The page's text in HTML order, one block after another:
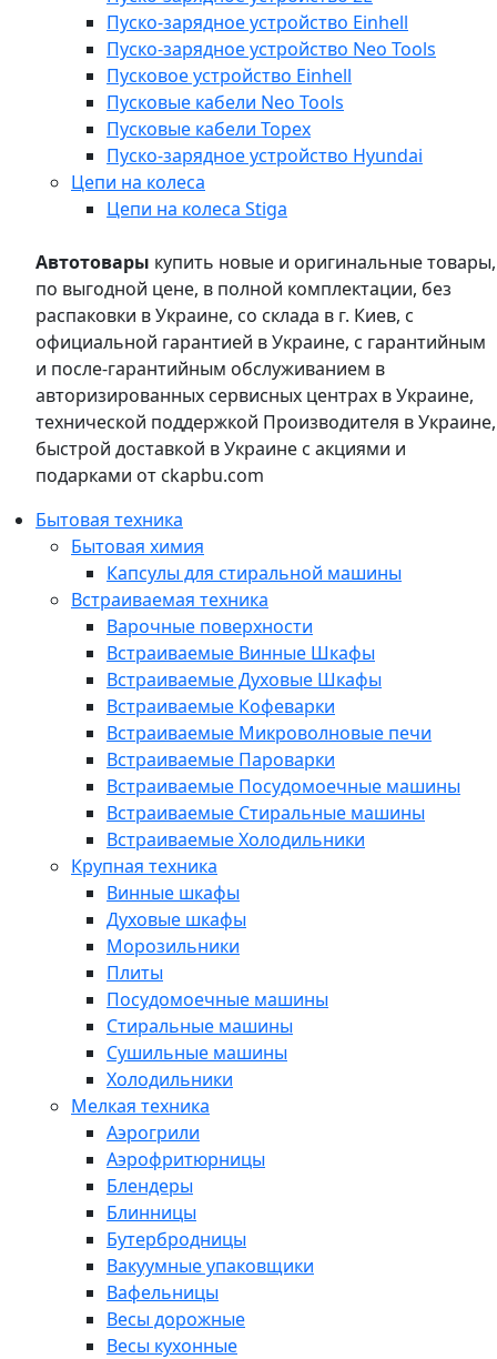
Пуско-зарядное устройство Einhell
Пуско-зарядное устройство Neo Tools
Пусковое устройство Einhell
Пусковые кабели Neo Tools
Пусковые кабели Topex
Пуско-зарядное устройство Hyundai
Цепи на колеса
Цепи на колеса Stiga
Автотовары купить новые и оригинальные товары,
по выгодной цене, в полной комплектации, без
распаковки в Украине, со склада в г. Киев, с
официальной гарантией в Украине, с гарантийным
и после-гарантийным обслуживанием в
авторизированных сервисных центрах в Украине,
технической поддержкой Производителя в Украине,
быстрой доставкой в Украине с акциями и
подарками от ckapbu.com
Бытовая техника
Бытовая химия
Капсулы для стиральной машины
Встраиваемая техника
Варочные поверхности
Встраиваемые Винные Шкафы
Встраиваемые Духовые Шкафы
Встраиваемые Кофеварки
Встраиваемые Микроволновые печи
Встраиваемые Пароварки
Встраиваемые Посудомоечные машины
Встраиваемые Стиральные машины
Встраиваемые Холодильники
Крупная техника
Винные шкафы
Духовые шкафы
Морозильники
Плиты
Посудомоечные машины
Стиральные машины
Сушильные машины
Холодильники
Мелкая техника
Аэрогрили
Аэрофритюрницы
Блендеры
Блинницы
Бутербродницы
Вакуумные упаковщики
Вафельницы
Весы дорожные
Весы кухонные